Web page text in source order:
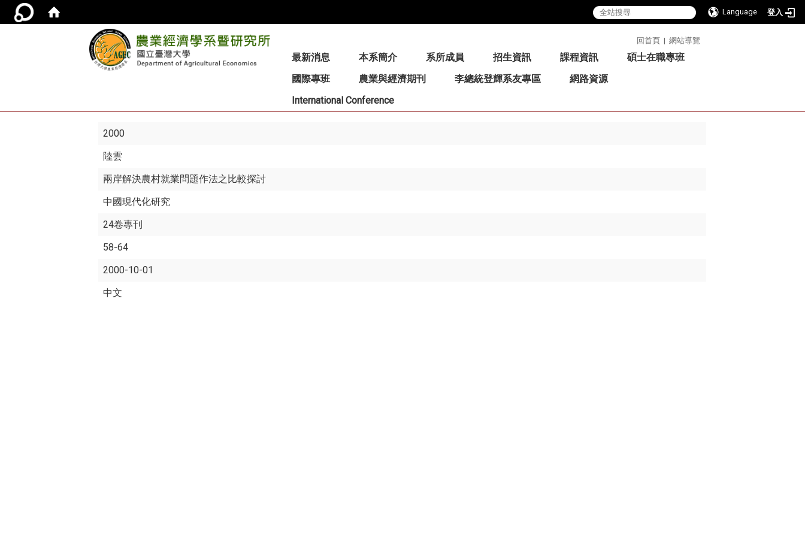
Language 登入
回首頁 | 網站導覽
最新消息 本系簡介 系所成員 招生資訊 課程資訊
碩士在職專班
國際專班
農業與經濟期刊 李總統登輝系友專區
網路資源
International Conference
2000
陸雲
兩岸解決農村就業問題作法之比較探討
中國現代化研究
24卷專刊
58-64
2000-10-01
中文